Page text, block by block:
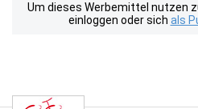
Um dieses Werbemittel nutzen
einloggen oder sich als